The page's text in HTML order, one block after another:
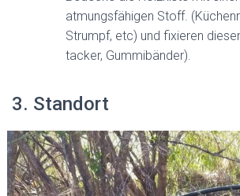
atmungsfähigen Stoff.
Strumpf, etc) und fixieren
tacker, Gummibänder).
3. Standort